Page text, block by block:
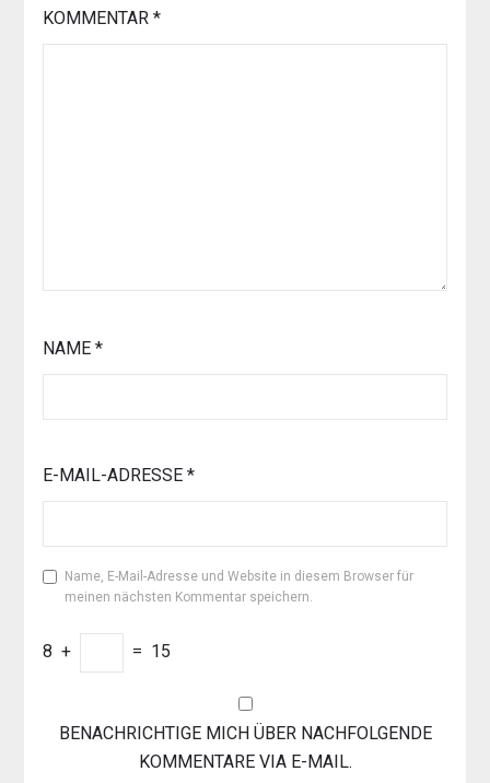
KOMMENTAR *
NAME *
E-MAIL-ADRESSE *
Name, E-Mail-Adresse und Website in diesem Browser für
meinen nächsten Kommentar speichern.
8 + = 15
BENACHRICHTIGE MICH ÜBER NACHFOLGENDE
KOMMENTARE VIA E-MAIL.